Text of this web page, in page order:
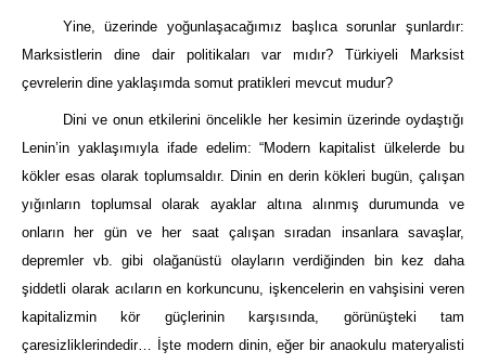
Yine, üzerinde yoğunlaşacağımız başlıca sorunlar şunlardır:
Marksistlerin dine dair politikaları var mıdır? Türkiyeli Marksist
çevrelerin dine yaklaşımda somut pratikleri mevcut mudur?
Dini ve onun etkilerini öncelikle her kesimin üzerinde oydaştığı
Lenin’in yaklaşımıyla ifade edelim: “Modern kapitalist ülkelerde bu
kökler esas olarak toplumsaldır. Dinin en derin kökleri bugün, çalışan
yığınların toplumsal olarak ayaklar altına alınmış durumunda ve
onların her gün ve her saat çalışan sıradan insanlara savaşlar,
depremler vb. gibi olağanüstü olayların verdiğinden bin kez daha
şiddetli olarak acıların en korkuncunu, işkencelerin en vahşisini veren
kapitalizmin kör güçlerinin karşısında, görünüşteki tam
çaresizliklerindedir… İşte modern dinin, eğer bir anaokulu materyalisti